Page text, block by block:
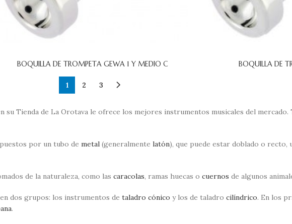
BOQUILLA DE TROMPETA GEWA 1 Y MEDIO C BOQUILLA DE
1 2 3
Tienda de La Orotava le ofrece los mejores instrumentos musicales del mercado.
por un tubo de metal (generalmente latón), que puede estar doblado o recto,
de la naturaleza, como las caracolas, ramas huecas o cuernos de algunos
dos grupos: los instrumentos de taladro cónico y los de taladro cilíndrico. En los
.